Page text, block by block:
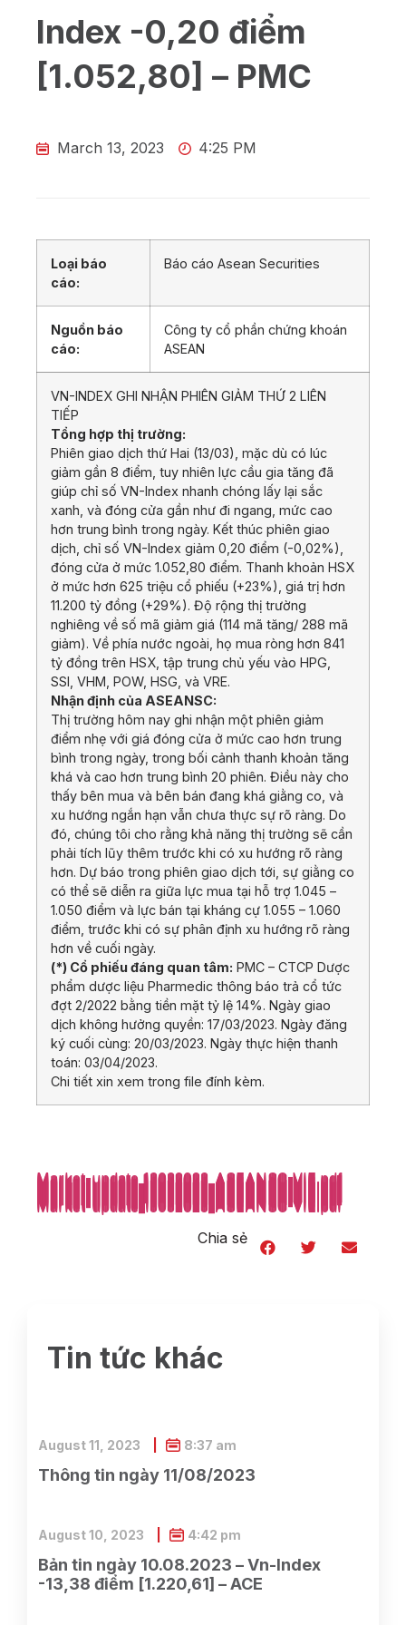
Index -0,20 điểm
[1.052,80] – PMC
March 13, 2023 4:25 PM
Loại báo
cáo:
Báo cáo Asean Securities
Nguồn báo
cáo:
Công ty cổ phần chứng khoán
ASEAN
VN-INDEX GHI NHẬN PHIÊN GIẢM THỨ 2 LIÊN
TIẾP
Tổng hợp thị trường:
Phiên giao dịch thứ Hai (13/03), mặc dù có lúc
giảm gần 8 điểm, tuy nhiên lực cầu gia tăng đã
giúp chỉ số VN-Index nhanh chóng lấy lại sắc
xanh, và đóng cửa gần như đi ngang, mức cao
hơn trung bình trong ngày. Kết thúc phiên giao
dịch, chỉ số VN-Index giảm 0,20 điểm (-0,02%),
đóng cửa ở mức 1.052,80 điểm. Thanh khoản HSX
ở mức hơn 625 triệu cổ phiếu (+23%), giá trị hơn
11.200 tỷ đồng (+29%). Độ rộng thị trường
nghiêng về số mã giảm giá (114 mã tăng/ 288 mã
giảm). Về phía nước ngoài, họ mua ròng hơn 841
tỷ đồng trên HSX, tập trung chủ yếu vào HPG,
SSI, VHM, POW, HSG, và VRE.
Nhận định của ASEANSC:
Thị trường hôm nay ghi nhận một phiên giảm
điểm nhẹ với giá đóng cửa ở mức cao hơn trung
bình trong ngày, trong bối cảnh thanh khoản tăng
khá và cao hơn trung bình 20 phiên. Điều này cho
thấy bên mua và bên bán đang khá giằng co, và
xu hướng ngắn hạn vẫn chưa thực sự rõ ràng. Do
đó, chúng tôi cho rằng khả năng thị trường sẽ cần
phải tích lũy thêm trước khi có xu hướng rõ ràng
hơn. Dự báo trong phiên giao dịch tới, sự giằng co
có thể sẽ diễn ra giữa lực mua tại hỗ trợ 1.045 –
1.050 điểm và lực bán tại kháng cự 1.055 – 1.060
điểm, trước khi có sự phân định xu hướng rõ ràng
hơn về cuối ngày.
(*) Cổ phiếu đáng quan tâm: PMC – CTCP Dược
phẩm dược liệu Pharmedic thông báo trả cổ tức
đợt 2/2022 bằng tiền mặt tỷ lệ 14%. Ngày giao
dịch không hưởng quyền: 17/03/2023. Ngày đăng
ký cuối cùng: 20/03/2023. Ngày thực hiện thanh
toán: 03/04/2023.
Chi tiết xin xem trong file đính kèm.
Market-update_13032023_ASEANSC-VIE.pdf
Market-update_13032023_ASEANSC-VIE.pdf
Market-update_13032023_ASEANSC-VIE.pdf
Market-update_13032023_ASEANSC-VIE.pdf
Market-update_13032023_ASEANSC-VIE.pdf
Market-update_13032023_ASEANSC-VIE.pdf
Market-update_13032023_ASEANSC-VIE.pdf
Market-update_13032023_ASEANSC-VIE.pdf
Market-update_13032023_ASEANSC-VIE.pdf
Market-update_13032023_ASEANSC-VIE.pdf
Market-update_13032023_ASEANSC-VIE.pdf
Market-update_13032023_ASEANSC-VIE.pdf
Market-update_13032023_ASEANSC-VIE.pdf
Market-update_13032023_ASEANSC-VIE.pdf
Market-update_13032023_ASEANSC-VIE.pdf
Market-update_13032023_ASEANSC-VIE.pdf
Market-update_13032023_ASEANSC-VIE.pdf
Market-update_13032023_ASEANSC-VIE.pdf
Market-update_13032023_ASEANSC-VIE.pdf
Market-update_13032023_ASEANSC-VIE.pdf
Market-update_13032023_ASEANSC-VIE.pdf
Market-update_13032023_ASEANSC-VIE.pdf
Market-update_13032023_ASEANSC-VIE.pdf
Market-update_13032023_ASEANSC-VIE.pdf
Chia sẻ
Tin tức khác
Thông tin ngày 11/08/2023
August 11, 2023 8:37 am
Bản tin ngày 10.08.2023 – Vn-Index
-13,38 điểm [1.220,61] – ACE
August 10, 2023 4:42 pm